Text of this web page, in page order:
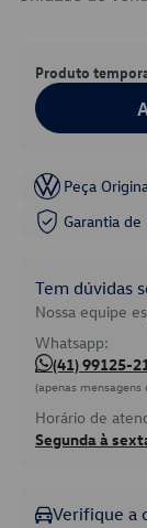
Produto
Peça
Garantia
Tem dúvidas
Nossa equipe
Whatsapp:
(41) 99125-
(apenas
Horário de
Segunda à
Verifique a